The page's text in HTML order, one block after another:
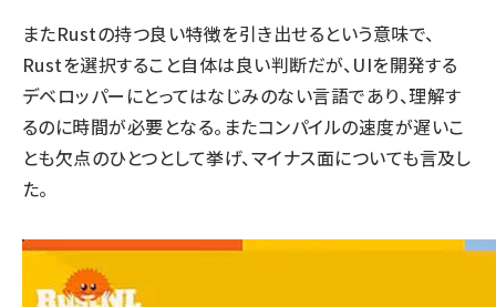
またRustの持つ良い特徴を引き出せるという意味で、
Rustを選択すること自体は良い判断だが、UIを開発する
デベロッパーにとってはなじみのない言語であり、理解す
るのに時間が必要となる。またコンパイルの速度が遅いこ
とも欠点のひとつとして挙げ、マイナス面についても言及し
た。